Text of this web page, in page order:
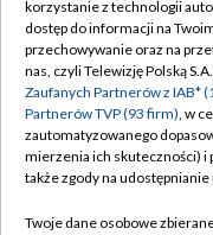
Abonament TVP
Emisja w TVP
Centrum informacji
Naziemna Telewizja
korzystanie z technologii
dostęp do informacji na
przechowywanie oraz na
nas, czyli Telewizję Polską
Zaufanych Partnerów z IAB*
Partnerów TVP (93 firm), w
zautomatyzowanego
mierzenia ich skuteczności) i
także zgody na
Twoje dane osobowe